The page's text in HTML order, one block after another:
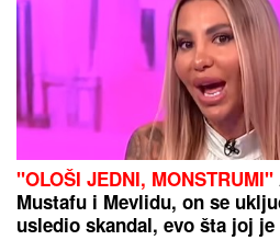
"OLOŠI JEDNI, MONSTRUMI"
Mustafu i Mevlidu, on se
usledio skandal, evo šta joj